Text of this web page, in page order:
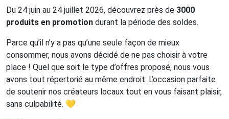
Du 24 juin au 24 juillet 2026, découvrez près de 3000
produits en promotion durant la période des soldes.
Parce qu’il n’y a pas qu’une seule façon de mieux
consommer, nous avons décidé de ne pas choisir à votre
place ! Quel que soit le type d’offres proposé, nous vous
avons tout répertorié au même endroit. L’occasion parfaite
de soutenir nos créateurs locaux tout en vous faisant plaisir,
sans culpabilité. 💛